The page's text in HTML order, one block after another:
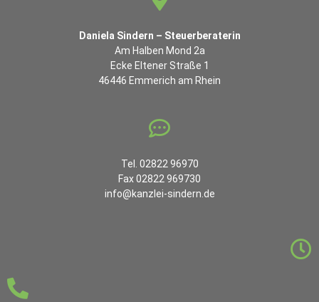
Daniela Sindern – Steuerberaterin
Am Halben Mond 2a
Ecke Eltener Straße 1
46446 Emmerich am Rhein
Tel. 02822 96970
Fax 02822 969730
info@kanzlei-sindern.de